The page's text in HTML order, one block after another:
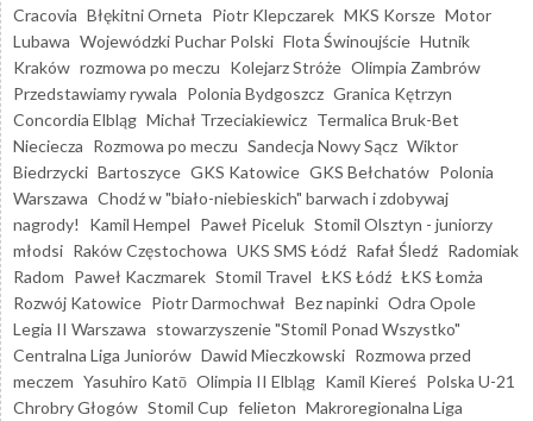
Cracovia Błękitni Orneta Piotr Klepczarek MKS Korsze Motor
Lubawa Wojewódzki Puchar Polski Flota Świnoujście Hutnik
Kraków rozmowa po meczu Kolejarz Stróże Olimpia Zambrów
Przedstawiamy rywala Polonia Bydgoszcz Granica Kętrzyn
Concordia Elbląg Michał Trzeciakiewicz Termalica Bruk-Bet
Nieciecza Rozmowa po meczu Sandecja Nowy Sącz Wiktor
Biedrzycki Bartoszyce GKS Katowice GKS Bełchatów Polonia
Warszawa Chodź w "biało-niebieskich" barwach i zdobywaj
nagrody!
Kamil Hempel Paweł Piceluk Stomil Olsztyn - juniorzy
młodsi Raków Częstochowa UKS SMS Łódź Rafał Śledź Radomiak
Radom Paweł Kaczmarek Stomil Travel ŁKS Łódź ŁKS Łomża
Rozwój Katowice Piotr Darmochwał Bez napinki Odra Opole
Legia II Warszawa stowarzyszenie "Stomil Ponad Wszystko"
Centralna Liga Juniorów Dawid Mieczkowski Rozmowa przed
meczem Yasuhiro Katō Olimpia II Elbląg Kamil Kiereś Polska U-21
Chrobry Głogów Stomil Cup felieton Makroregionalna Liga